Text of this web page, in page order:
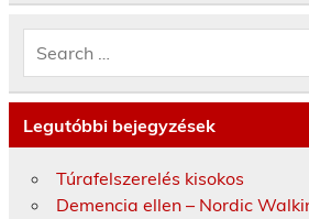
Legutóbbi bejegyzések
Túrafelszerelés kisokos
Demencia ellen – Nordic